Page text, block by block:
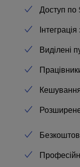
Доступ по
Виділені